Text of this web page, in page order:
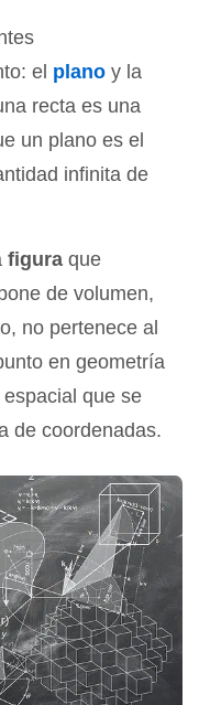
el plano y la
recta es una
un plano es el
infinita de
figura que
de volumen,
no pertenece al
en geometría
espacial que se
de coordenadas.